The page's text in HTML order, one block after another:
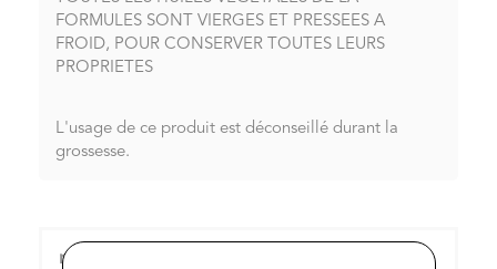
FORMULES SONT VIERGES ET PRESSEES A
FROID, POUR CONSERVER TOUTES LEURS
PROPRIETES
L'usage de ce produit est déconseillé durant la
grossesse.
noia :